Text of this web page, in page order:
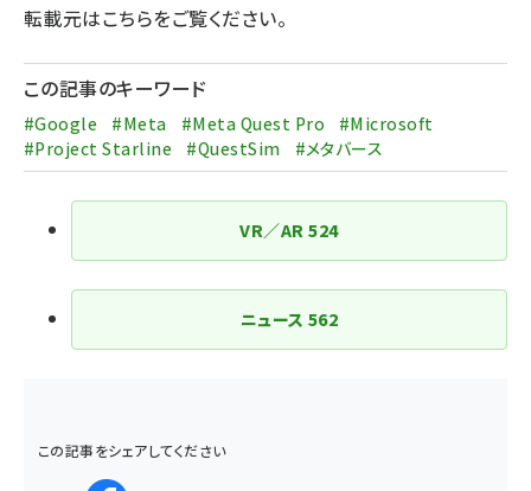
転載元はこちらをご覧ください。
この記事のキーワード
#Google #Meta #Meta Quest Pro
#Microsoft
#Project Starline
#QuestSim #メタバース
VR／AR524
ニュース 562
この記事をシェアしてください